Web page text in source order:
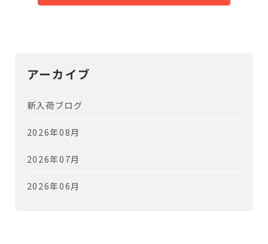
アーカイブ
新入荷ブログ
2026年08月
2026年07月
2026年06月